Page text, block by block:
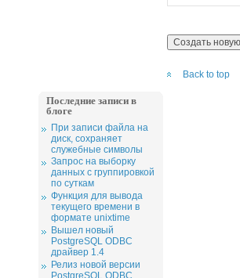
Back to top
Последние записи в
блоге
При записи файла на
диск, сохраняет
служебные символы
Запрос на выборку
данных с группировкой
по суткам
Функция для вывода
текущего времени в
формате unixtime
Вышел новый
PostgreSQL ODBC
драйвер 1.4
Релиз новой версии
PostgreSQL ODBC